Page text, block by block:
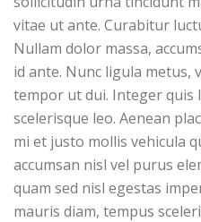
vitae ut ante. Curabitur
Nullam dolor massa,
id ante. Nunc ligula metus,
tempor ut dui. Integer quis
scelerisque leo. Aenean
mi et justo mollis vehicula
accumsan nisl vel purus
quam sed nisl egestas
mauris diam, tempus